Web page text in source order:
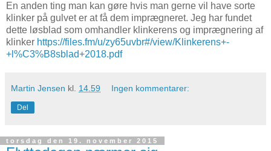
En anden ting man kan gøre hvis man gerne vil have sorte
klinker på gulvet er at få dem imprægneret. Jeg har fundet
dette løsblad som omhandler klinkerens og imprægnering af
klinker https://files.fm/u/zy65uvbr#/view/Klinkerens+-
+l%C3%B8sblad+2018.pdf
Martin Jensen kl. 14.59 Ingen kommentarer:
Del
torsdag den 19. november 2015